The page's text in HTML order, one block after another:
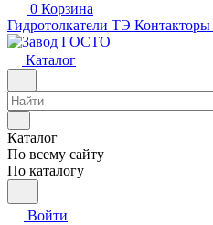
0 Корзина
Гидротолкатели ТЭ Контакторы
Каталог
Каталог
По всему сайту
По каталогу
Войти